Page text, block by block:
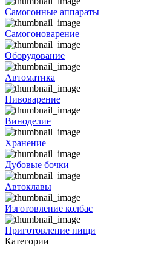
Самогонные аппараты
Самогоноварение
Оборудование
Автоматика
Пивоварение
Виноделие
Хранение
Дубовые бочки
Автоклавы
Изготовление колбас
Приготовление пищи
Категории